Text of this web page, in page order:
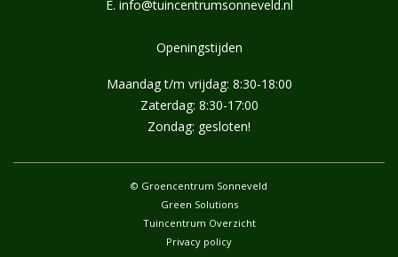
E. info@tuincentrumsonneveld.nl
Openingstijden
Maandag t/m vrijdag: 8:30-18:00
Zaterdag: 8:30-17:00
Zondag: gesloten!
© Groencentrum Sonneveld
Green Solutions
Tuincentrum Overzicht
Privacy policy